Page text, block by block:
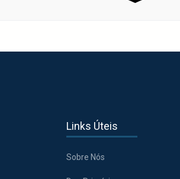
Links Úteis
Sobre Nós